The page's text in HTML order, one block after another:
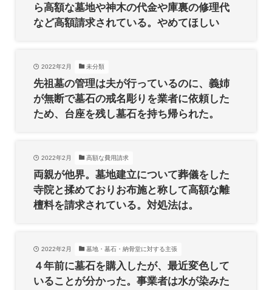
ら高額な墓地や神木の代金や庫裏の修理代
など高額請求されている。やめてほしい
2022年2月 未分類
先祖墓の管理は夫が行っているのに、義姉
が無断で墓石の戒名彫りを業者に依頼した
ため、台座を残し墓石を持ち帰られた。
2022年2月 高額な費用請求
両親が他界。墓地建立について葬儀をした
寺院と揉めておりお布施と称して高額な離
檀料を請求されている。対処法は。
2022年2月 墓地・墓石・納骨堂に対する主張
４年前に墓石を購入したが、最近変色して
いることが分かった。事業者は水が染みた